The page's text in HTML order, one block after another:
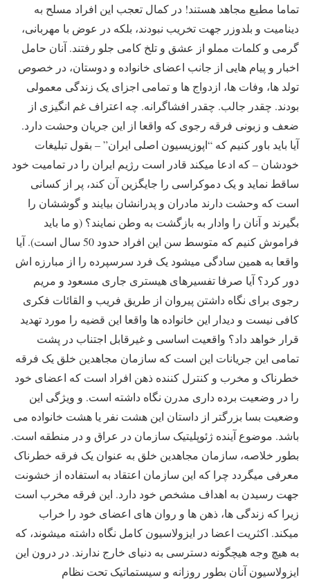
تماما مطیع مجاهد هستند! در کمال تعجب این افراد مسلح به
دینامیت و بلدوزر جهت تخریب نبودند، بلکه در عوض با مهربانی،
گرمی و کلمات مملو از عشق و تلخ کامی جلو رفتند. آنان حامل
اخبار و پیام هایی از جانب اعضای خانواده و دوستان، در خصوص
تولد ها، وفات ها، ازدواج ها و تمامی اجزای یک زندگی معمولی
بودند. چقدر جالب. چقدر افشاگرانه. چه اعتراف غم انگیزی از
ضعف و زبونی فرقه رجوی که واقعا از این جریان وحشت دارد.
آیا باید باور کنیم که “اپوزیسیون اصلی ایران” – بقول تبلیغات
خودشان – که ادعا میکند قادر است رژیم ایران را در تمامیت خود
ساقط نماید و یک دموکراسی را جایگزین آن کند، پر از کسانی
است که وحشت دارند مادران و پدرانشان بیایند و گوششان را
بگیرند و آنان را وادار به بازگشت به وطن نمایند؟ (و ما باید
فراموش کنیم که متوسط سن این افراد حدود 50 سال است). آیا
واقعا به همین سادگی میشود یک فرد سرسپرده را از مبارزه اش
دور کرد؟ آیا صرفا تفسیرهای هیستری جاری مسعود و مریم
رجوی برای نگاه داشتن پیروان از طریق فریب و القائات فکری
کافی نیست و دیدار این خانواده ها واقعا این قضیه را مورد تهدید
قرار خواهد داد؟ واقعیت اساسی و غیرقابل اجتناب در پشت
تمامی این جریانات این است که سازمان مجاهدین خلق یک فرقه
خطرناک و مخرب و کنترل کننده ذهن افراد است که اعضای خود
را در وضعیت برده داری مدرن نگاه داشته است. و ویژگی این
وضعیت بسا بزرگتر از داستان این هشت نفر یا هشت خانواده می
باشد. موضوع آینده ژئوپلیتیک سازمان در عراق و در منطقه است.
بطور خلاصه، سازمان مجاهدین خلق به عنوان یک فرقه خطرناک
معرفی میگردد چرا که این سازمان اعتقاد به استفاده از خشونت
جهت رسیدن به اهداف مشخص خود دارد. این فرقه مخرب است
زیرا که زندگی ها، ذهن ها و روان های اعضای خود را خراب
میکند. اکثریت اعضا در ایزولاسیون کامل نگاه داشته میشوند، که
به هیچ وجه هیچگونه دسترسی به دنیای خارج ندارند. در درون این
ایزولاسیون آنان بطور روزانه و سیستماتیک تحت نظام